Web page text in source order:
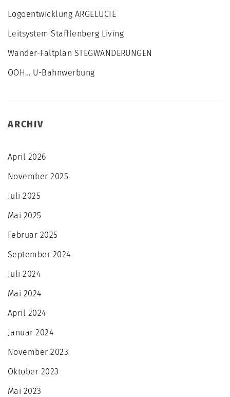
Logoentwicklung ARGELUCIE
Leitsystem Stafflenberg Living
Wander-Faltplan STEGWANDERUNGEN
OOH… U-Bahnwerbung
ARCHIV
April 2026
November 2025
Juli 2025
Mai 2025
Februar 2025
September 2024
Juli 2024
Mai 2024
April 2024
Januar 2024
November 2023
Oktober 2023
Mai 2023